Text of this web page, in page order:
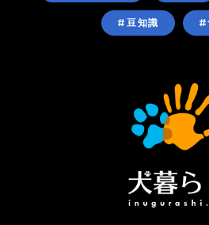
#豆知識 #